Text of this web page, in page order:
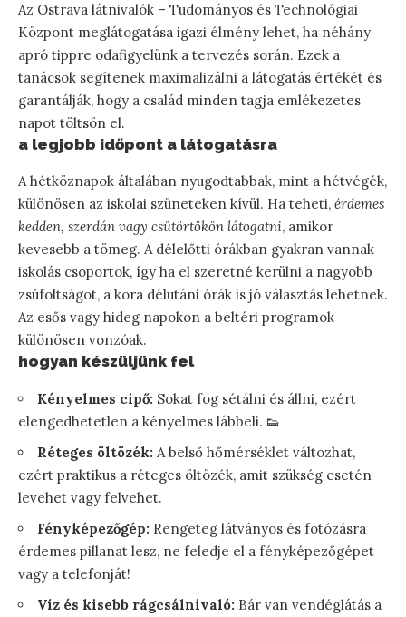
Az Ostrava látnivalók – Tudományos és Technológiai
Központ meglátogatása igazi élmény lehet, ha néhány
apró tippre odafigyelünk a tervezés során. Ezek a
tanácsok segítenek maximalizálni a látogatás értékét és
garantálják, hogy a család minden tagja emlékezetes
napot töltsön el.
a legjobb időpont a látogatásra
A hétköznapok általában nyugodtabbak, mint a hétvégék,
különösen az iskolai szüneteken kívül. Ha teheti, érdemes
kedden, szerdán vagy csütörtökön látogatni, amikor
kevesebb a tömeg. A délelőtti órákban gyakran vannak
iskolás csoportok, így ha el szeretné kerülni a nagyobb
zsúfoltságot, a kora délutáni órák is jó választás lehetnek.
Az esős vagy hideg napokon a beltéri programok
különösen vonzóak.
hogyan készüljünk fel
Kényelmes cipő: Sokat fog sétálni és állni, ezért
elengedhetetlen a kényelmes lábbeli. 👟
Réteges öltözék: A belső hőmérséklet változhat,
ezért praktikus a réteges öltözék, amit szükség esetén
levehet vagy felvehet.
Fényképezőgép: Rengeteg látványos és fotózásra
érdemes pillanat lesz, ne feledje el a fényképezőgépet
vagy a telefonját!
Víz és kisebb rágcsálnivaló: Bár van vendéglátás a